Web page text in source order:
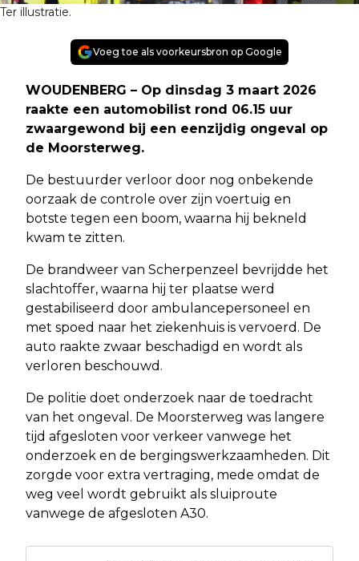
Ter illustratie.
Voeg toe als voorkeursbron op Google
WOUDENBERG – Op dinsdag 3 maart 2026
raakte een automobilist rond 06.15 uur
zwaargewond bij een eenzijdig ongeval op
de Moorsterweg.
De bestuurder verloor door nog onbekende
oorzaak de controle over zijn voertuig en
botste tegen een boom, waarna hij bekneld
kwam te zitten.
De brandweer van Scherpenzeel bevrijdde het
slachtoffer, waarna hij ter plaatse werd
gestabiliseerd door ambulancepersoneel en
met spoed naar het ziekenhuis is vervoerd. De
auto raakte zwaar beschadigd en wordt als
verloren beschouwd.
De politie doet onderzoek naar de toedracht
van het ongeval. De Moorsterweg was langere
tijd afgesloten voor verkeer vanwege het
onderzoek en de bergingswerkzaamheden. Dit
zorgde voor extra vertraging, mede omdat de
weg veel wordt gebruikt als sluiproute
vanwege de afgesloten A30.